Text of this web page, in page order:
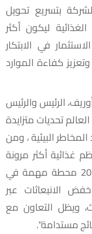
بتسريع تحويل
ليكون أكثر
في الابتكار
كفاءة الموارد
الرئيس والرئيس
تحديات متزايدة
البيئية ، ومن
غذائية أكثر مرونة
واستدامة، وقد شكل عام 2025 محطة مهمة في
الانبعاثات عبر
ويظل التعاون مع
مستدامة".